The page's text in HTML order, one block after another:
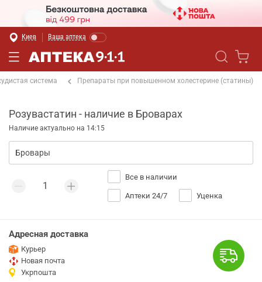
Киев Ваша аптека
система Препараты при повышенном холестерине (статины)
Розувастатин - наличие в Броварах
Наличие актуально на 14:15
Все в наличии
Аптеки 24/7 Уценка
Адресная доставка
Курьер
Новая почта
Укрпошта